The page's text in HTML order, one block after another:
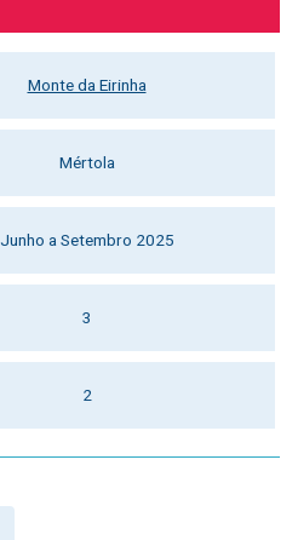
Monte da Eirinha
Mértola
Junho a Setembro 2025
3
2